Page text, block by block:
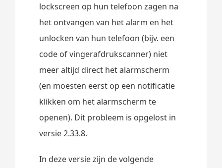
lockscreen op hun telefoon zagen na
het ontvangen van het alarm en het
unlocken van hun telefoon (bijv. een
code of vingerafdrukscanner) niet
meer altijd direct het alarmscherm
(en moesten eerst op een notificatie
klikken om het alarmscherm te
openen). Dit probleem is opgelost in
versie 2.33.8.
In deze versie zijn de volgende